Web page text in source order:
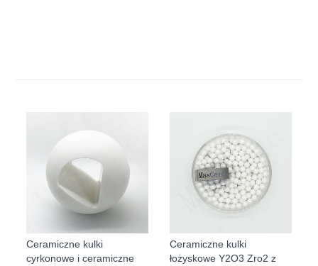
Ceramiczne kulki
cyrkonowe i ceramiczne
Ceramiczne kulki
łożyskowe Y2O3 Zro2 z